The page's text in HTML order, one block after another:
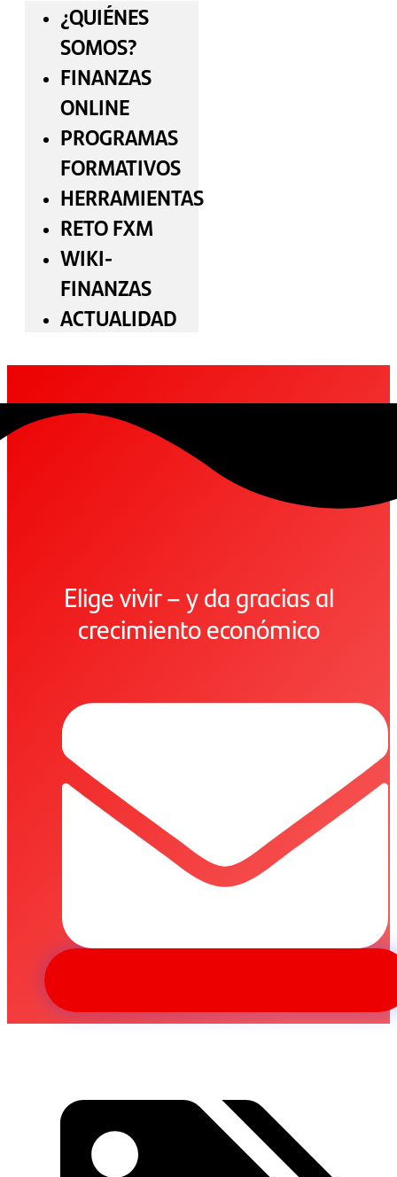
¿QUIÉNES
SOMOS?
FINANZAS
ONLINE
PROGRAMAS
FORMATIVOS
HERRAMIENTAS
RETO FXM
WIKI-
FINANZAS
ACTUALIDAD
Elige vivir – y da gracias al
crecimiento económico